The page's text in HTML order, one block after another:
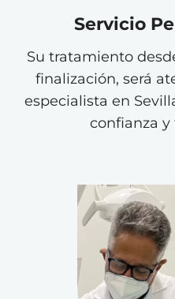
Servicio
Su tratamiento
finalización, será
especialista en
confianza